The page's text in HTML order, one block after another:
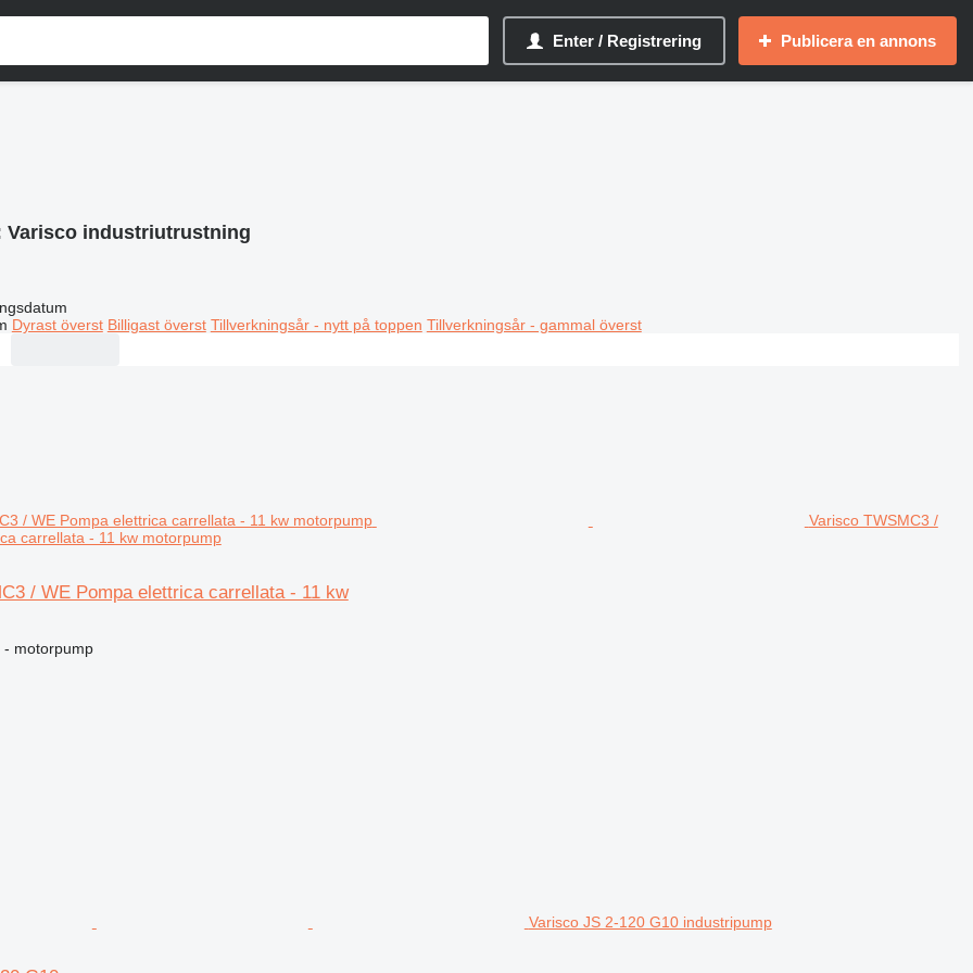
Enter / Registrering Publicera en annons
Varisco industriutrustning
Dyrast överst Billigast överst Tillverkningsår - nytt på toppen Tillverkningsår - gammal överst
Varisco TWSMC3 /
carrellata - 11 kw motorpump
/ WE Pompa elettrica carrellata - 11 kw
- motorpump
Varisco JS 2-120 G10 industripump